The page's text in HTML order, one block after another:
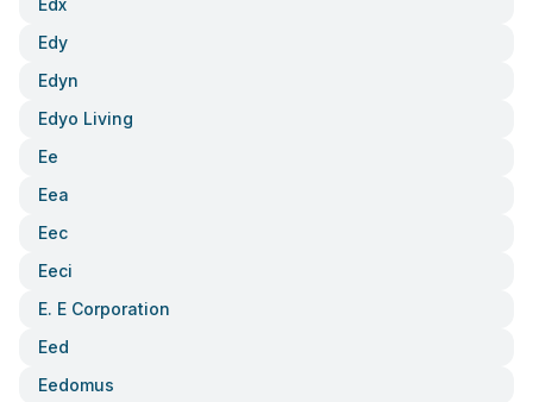
Edx
Edy
Edyn
Edyo Living
Ee
Eea
Eec
Eeci
E. E Corporation
Eed
Eedomus